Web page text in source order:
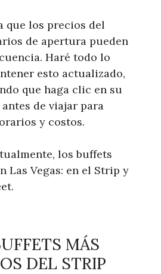
que los precios del
de apertura pueden
Haré todo lo
esto actualizado,
que haga clic en su
de viajar para
y costos.
los buffets
Las Vegas: en el Strip y
MÁS
DEL STRIP